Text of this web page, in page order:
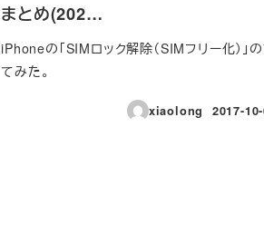
まとめ(202…
iPhoneの「SIMロック解除（SIMフリー化）」
てみた。
xiaolong
投稿日
2017-